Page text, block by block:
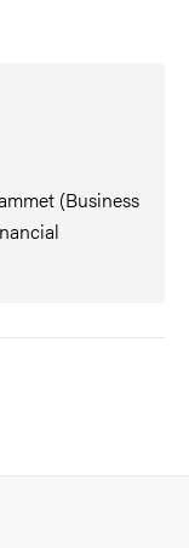
(Business